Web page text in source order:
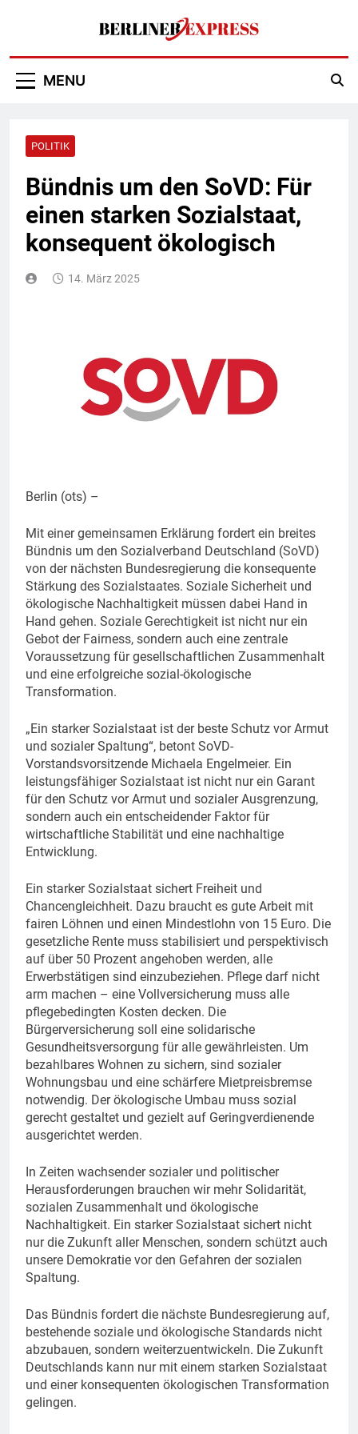
Berliner Express
MENU
POLITIK
Bündnis um den SoVD: Für
einen starken Sozialstaat,
konsequent ökologisch
14. März 2025
Berlin (ots) –
Mit einer gemeinsamen Erklärung fordert ein breites
Bündnis um den Sozialverband Deutschland (SoVD)
von der nächsten Bundesregierung die konsequente
Stärkung des Sozialstaates. Soziale Sicherheit und
ökologische Nachhaltigkeit müssen dabei Hand in
Hand gehen. Soziale Gerechtigkeit ist nicht nur ein
Gebot der Fairness, sondern auch eine zentrale
Voraussetzung für gesellschaftlichen Zusammenhalt
und eine erfolgreiche sozial-ökologische
Transformation.
„Ein starker Sozialstaat ist der beste Schutz vor Armut
und sozialer Spaltung“, betont SoVD-
Vorstandsvorsitzende Michaela Engelmeier. Ein
leistungsfähiger Sozialstaat ist nicht nur ein Garant
für den Schutz vor Armut und sozialer Ausgrenzung,
sondern auch ein entscheidender Faktor für
wirtschaftliche Stabilität und eine nachhaltige
Entwicklung.
Ein starker Sozialstaat sichert Freiheit und
Chancengleichheit. Dazu braucht es gute Arbeit mit
fairen Löhnen und einen Mindestlohn von 15 Euro. Die
gesetzliche Rente muss stabilisiert und perspektivisch
auf über 50 Prozent angehoben werden, alle
Erwerbstätigen sind einzubeziehen. Pflege darf nicht
arm machen – eine Vollversicherung muss alle
pflegebedingten Kosten decken. Die
Bürgerversicherung soll eine solidarische
Gesundheitsversorgung für alle gewährleisten. Um
bezahlbares Wohnen zu sichern, sind sozialer
Wohnungsbau und eine schärfere Mietpreisbremse
notwendig. Der ökologische Umbau muss sozial
gerecht gestaltet und gezielt auf Geringverdienende
ausgerichtet werden.
In Zeiten wachsender sozialer und politischer
Herausforderungen brauchen wir mehr Solidarität,
sozialen Zusammenhalt und ökologische
Nachhaltigkeit. Ein starker Sozialstaat sichert nicht
nur die Zukunft aller Menschen, sondern schützt auch
unsere Demokratie vor den Gefahren der sozialen
Spaltung.
Das Bündnis fordert die nächste Bundesregierung auf,
bestehende soziale und ökologische Standards nicht
abzubauen, sondern weiterzuentwickeln. Die Zukunft
Deutschlands kann nur mit einem starken Sozialstaat
und einer konsequenten ökologischen Transformation
gelingen.